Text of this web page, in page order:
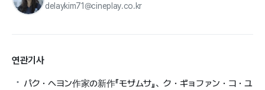
delaykim71@cineplay.co.kr
연관기사
パク・ヘヨン作家の新作『モザムサ』、ク・ギョファン・コ・ユ